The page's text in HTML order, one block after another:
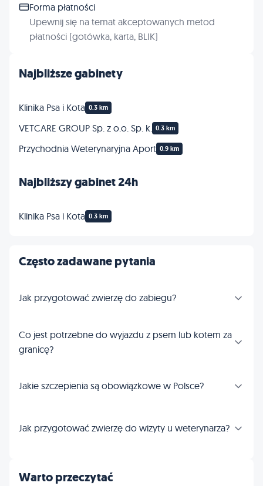
Najbliższe gabinety
Klinika Psa i Kota 0.3 km
VETCARE GROUP Sp. z o.o. Sp. k. 0.3 km
Przychodnia Weterynaryjna Aport 0.9 km
Najbliższy gabinet 24h
Klinika Psa i Kota 0.3 km
Często zadawane pytania
Jak przygotować zwierzę do zabiegu?
Co jest potrzebne do wyjazdu z psem lub kotem za
granicę?
Jakie szczepienia są obowiązkowe w Polsce?
Jak przygotować zwierzę do wizyty u weterynarza?
Forma płatności
Upewnij się na temat akceptowanych metod
płatności (gotówka, karta, BLIK)
Warto przeczytać